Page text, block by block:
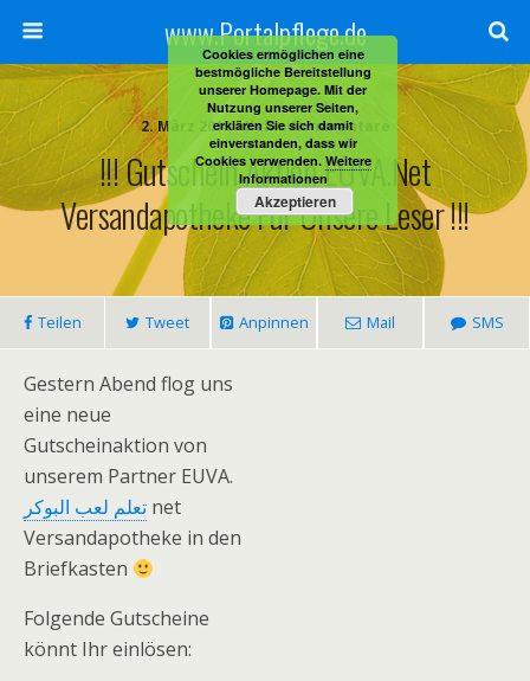
www.Portalpflege.de
2. März 2012 • Keine Kommentare
!!! Gutschein Aktion EUVA.net
Versandapotheke Für Unsere Leser !!!
Teilen Tweet Anpinnen Mail SMS
Gestern Abend flog uns
eine neue
Gutscheinaktion von
unserem Partner EUVA.
تعلم لعب البوكر net
Versandapotheke in den
Briefkasten
Folgende Gutscheine
könnt Ihr einlösen:
Cookies ermöglichen eine
bestmögliche Bereitstellung
unserer Homepage. Mit der
Nutzung unserer Seiten,
erklären Sie sich damit
einverstanden, dass wir
Cookies verwenden. Weitere
Informationen
Akzeptieren